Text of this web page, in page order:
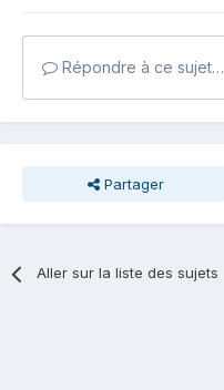
Répondre à ce sujet…
Partager
Aller sur la liste des sujets